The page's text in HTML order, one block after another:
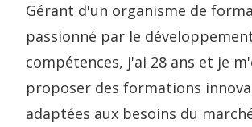
Gérant d'un organisme de
passionné par le
compétences, j'ai 28 ans et je
proposer des formations
adaptées aux besoins du